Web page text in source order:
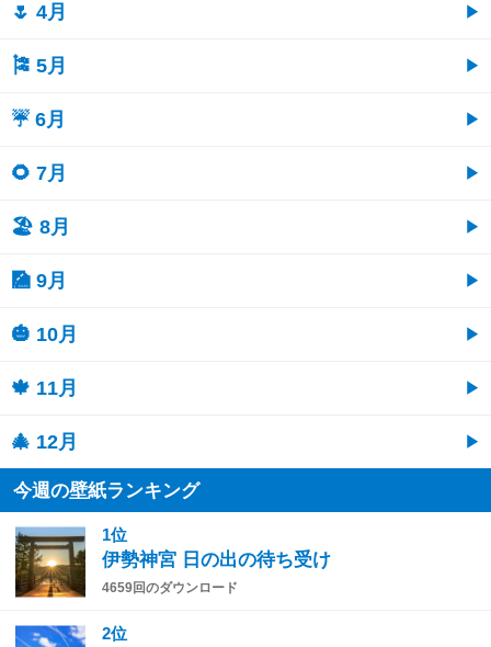
🌷 4月
🎏 5月
☔ 6月
🌻 7月
🏖 8月
🎑 9月
🎃 10月
🍁 11月
🎄 12月
今週の壁紙ランキング
1位
伊勢神宮 日の出の待ち受け
4659回のダウンロード
2位